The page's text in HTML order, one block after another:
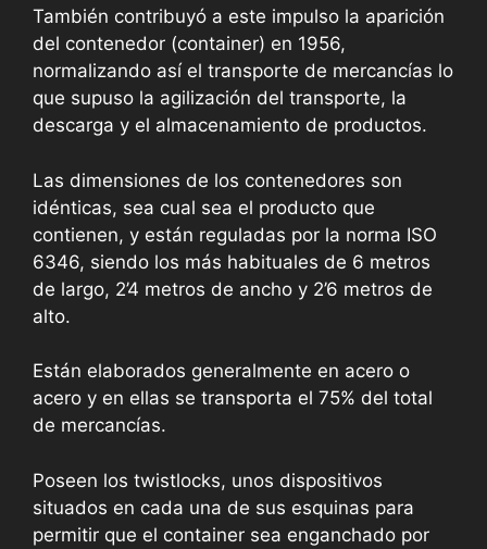
También contribuyó a este impulso la aparición
del contenedor (container) en 1956,
normalizando así el transporte de mercancías lo
que supuso la agilización del transporte, la
descarga y el almacenamiento de productos.
Las dimensiones de los contenedores son
idénticas, sea cual sea el producto que
contienen, y están reguladas por la norma ISO
6346, siendo los más habituales de 6 metros
de largo, 2’4 metros de ancho y 2’6 metros de
alto.
Están elaborados generalmente en acero o
acero y en ellas se transporta el 75% del total
de mercancías.
Poseen los twistlocks, unos dispositivos
situados en cada una de sus esquinas para
permitir que el container sea enganchado por